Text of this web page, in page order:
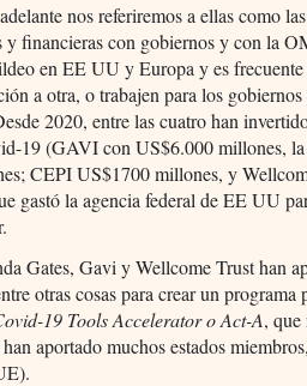
nos referiremos a ellas como
financieras con gobiernos y con la
en EE UU y Europa y es frecuente
a otra, o trabajen para los
2020, entre las cuatro han
19 (GAVI con US$6.000 millones,
CEPI US$1700 millones, y
gastó la agencia federal de EE UU
Gates, Gavi y Wellcome Trust han
otras cosas para crear un programa
19 Tools AcceleratoroAct-A, que
aportado muchos estados